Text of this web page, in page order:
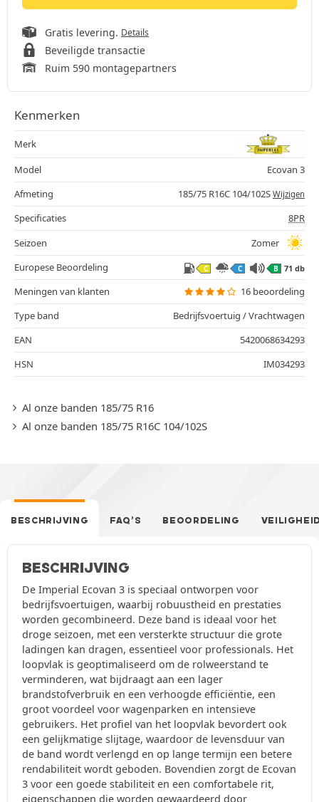
Gratis levering. Details
Beveiligde transactie
Ruim 590 montagepartners
Kenmerken
Merk
Model
Ecovan 3
Afmeting
185/75 R16C 104/102S Wijzigen
Specificaties
8PR
Seizoen
Zomer
Europese Beoordeling
C C B 71 db
Meningen van klanten
16 beoordeling
Type band
Bedrijfsvoertuig / Vrachtwagen
EAN
5420068634293
HSN
IM034293
Al onze banden 185/75 R16
Al onze banden 185/75 R16C 104/102S
BESCHRIJVING FAQ’S BEOORDELING
BESCHRIJVING
De Imperial Ecovan 3 is speciaal ontworpen voor
bedrijfsvoertuigen, waarbij robuustheid en prestaties
worden gecombineerd. Deze band is ideaal voor het
droge seizoen, met een versterkte structuur die grote
ladingen kan dragen, essentieel voor professionals. Het
loopvlak is geoptimaliseerd om de rolweerstand te
verminderen, wat bijdraagt aan een lager
brandstofverbruik en een verhoogde efficiëntie, een
groot voordeel voor wagenparken en intensieve
gebruikers. Het profiel van het loopvlak bevordert ook
een gelijkmatige slijtage, waardoor de levensduur van
de band wordt verlengd en op lange termijn een betere
rendabiliteit wordt geboden. Bovendien zorgt de Ecovan
3 voor een goede stabiliteit en een comfortabele rit,
eigenschappen die worden gewaardeerd door